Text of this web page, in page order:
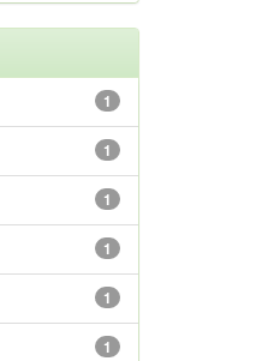
1
1
1
1
1
1